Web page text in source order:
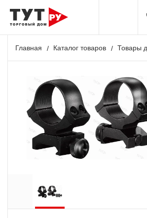
Главная Каталог товаров Товары